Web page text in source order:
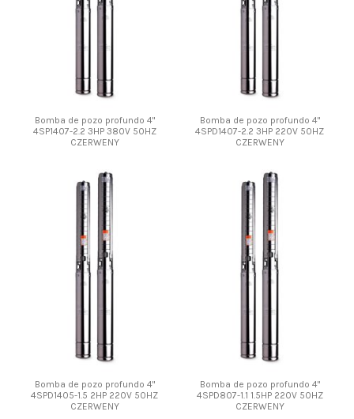
Bomba de pozo profundo 4"
4SP1407-2.2 3HP 380V 50HZ
CZERWENY
Bomba de pozo profundo 4"
4SPD1407-2.2 3HP 220V 50HZ
CZERWENY
Bomba de pozo profundo 4"
4SPD1405-1.5 2HP 220V 50HZ
CZERWENY
Bomba de pozo profundo 4"
4SPD807-1.1 1.5HP 220V 50HZ
CZERWENY